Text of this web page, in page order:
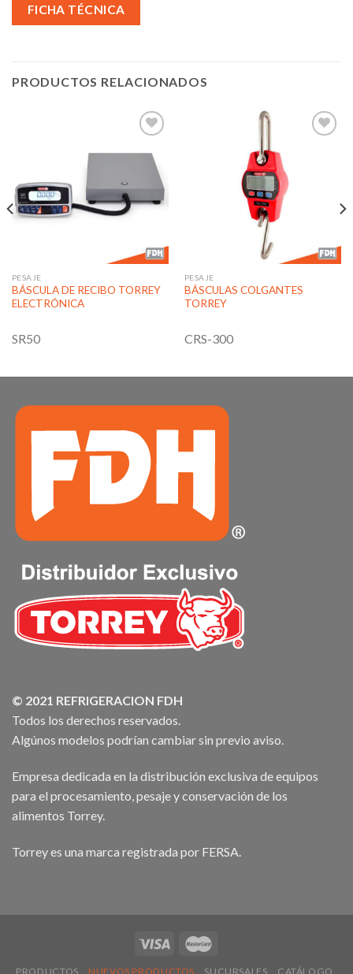
FICHA TÉCNICA
PRODUCTOS RELACIONADOS
Añadir
deseos
PESAJE
BÁSCULA DE RECIBO TORREY
ELECTRÓNICA
SR50
PESAJE
BÁSCULAS COLGANTES
TORREY
CRS-300
© 2021 REFRIGERACION FDH
Todos los derechos reservados.
Algúnos modelos podrían cambiar sin previo aviso.
Empresa dedicada en la distribución exclusiva de equipos
para el procesamiento, pesaje y conservación de los
alimentos Torrey.
Torrey es una marca registrada por FERSA.
PRODUCTOS NUEVOS PRODUCTOS SUCURSALES CATÁLOGO